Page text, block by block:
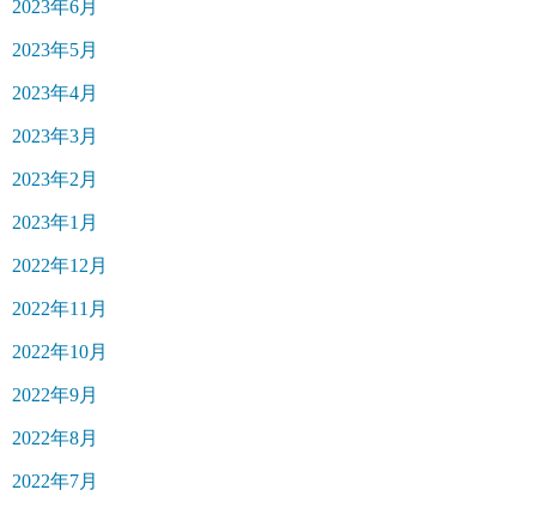
2023年6月
2023年5月
2023年4月
2023年3月
2023年2月
2023年1月
2022年12月
2022年11月
2022年10月
2022年9月
2022年8月
2022年7月